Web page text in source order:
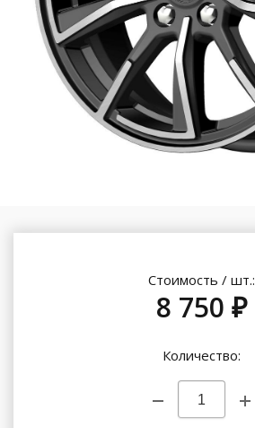
Стоимость / шт.:
8 750 ₽
Количество: